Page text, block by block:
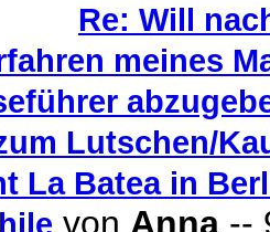
Re: Will
meines
Lutschen/
La Batea in
von Anna --